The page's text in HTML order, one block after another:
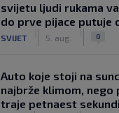
svijetu ljudi rukama
do prve pijace putuje
SVIJET 5. aug. 0
Auto koje stoji na
najbrže klimom, nego
traje petnaest sekundi